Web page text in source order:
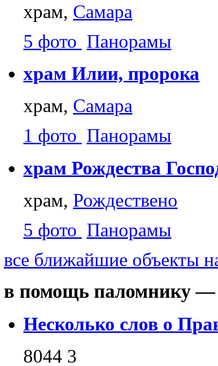
храм, Самара
5 фото Панорамы
храм Илии, пророка
храм, Самара
1 фото Панорамы
храм Рождества
храм, Рождествено
5 фото Панорамы
все ближайшие объекты
в помощь паломнику —
Несколько слов о
8044 3